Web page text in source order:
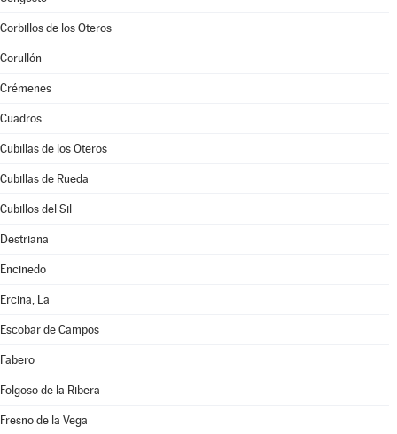
Corbillos de los Oteros
Corullón
Crémenes
Cuadros
Cubillas de los Oteros
Cubillas de Rueda
Cubillos del Sil
Destriana
Encinedo
Ercina, La
Escobar de Campos
Fabero
Folgoso de la Ribera
Fresno de la Vega